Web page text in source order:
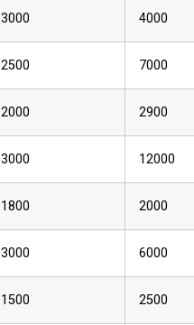
3000 4000
2500 7000
2000 2900
3000 12000
1800 2000
3000 6000
1500 2500